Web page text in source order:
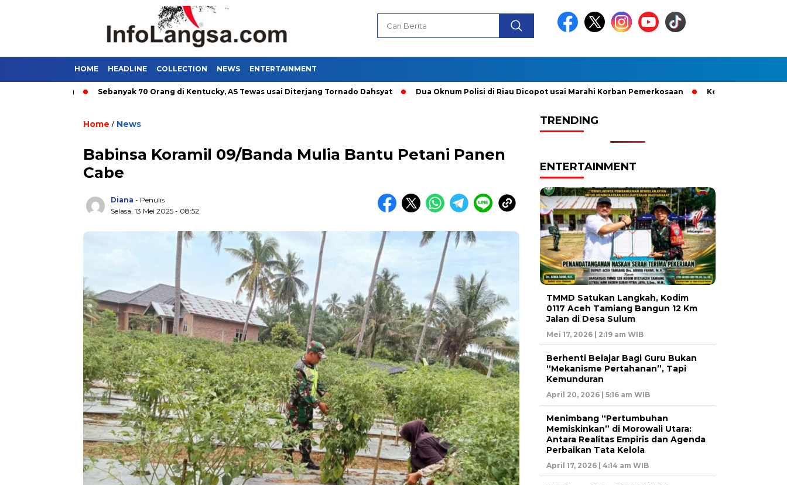
HOME HEADLINE COLLECTION NEWS ENTERTAINMENT
Sebanyak 70 Orang di Kentucky, AS Tewas usai Diterjang Tornado Dahsyat Dua Oknum Polisi di Riau Dicopot usai Marahi Korban Pemerkosaan Kemendag Cabut Larangan
Home / News
Babinsa Koramil 09/Banda Mulia Bantu Petani Panen
Cabe
Diana - Penulis
Selasa, 13 Mei 2025 - 08:52
TRENDING
ENTERTAINMENT
TMMD Satukan Langkah, Kodim
0117 Aceh Tamiang Bangun 12 Km
Jalan di Desa Sulum
Mei 17, 2026 | 2:19 am WIB
Berhenti Belajar Bagi Guru Bukan
“Mekanisme Pertahanan”, Tapi
Kemunduran
April 20, 2026 | 5:16 am WIB
Menimbang “Pertumbuhan
Memiskinkan” di Morowali Utara:
Antara Realitas Empiris dan Agenda
Perbaikan Tata Kelola
April 17, 2026 | 4:14 am WIB